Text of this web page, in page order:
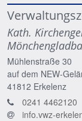
Kath.
Mühlenstraße 30
auf dem NEW-
41812 Erkelenz
0241 4462120
info.vwz-